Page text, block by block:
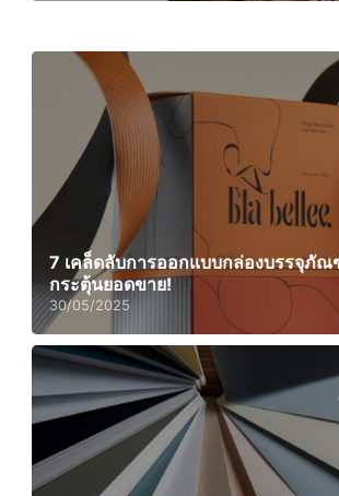
7 เคล็ดลับการออกแบบกล่องบรรจุภัณ
กระตุ้นยอดขาย!
30/05/2025